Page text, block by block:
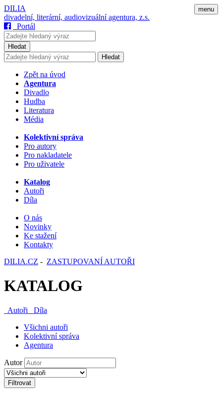
menu
DILIA
divadelní, literární, audiovizuální agentura, z.s.
Portál
Hledat
Hledat
Zpět na úvod
Agentura
Divadlo
Hudba
Literatura
Média
Kolektivní správa
Pro autory
Pro nakladatele
Pro uživatele
Katalog
Autoři
Díla
O nás
Novinky
Ke stažení
Kontakty
DILIA.CZ - ZASTUPOVANÍ AUTOŘI
KATALOG
Autoři
Díla
Všichni autoři
Kolektivní správa
Agentura
Autor
Filtrovat